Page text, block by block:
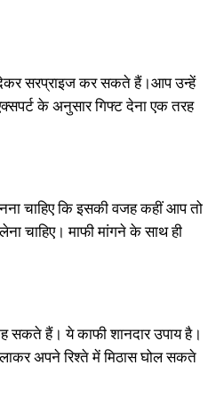
देकर सरप्राइज कर सकते हैं।आप उन्हें
के अनुसार गिफ्ट देना एक तरह
चाहिए कि इसकी वजह कहीं आप तो
चाहिए। माफी मांगने के साथ ही
हैं। ये काफी शानदार उपाय है।
अपने रिश्ते में मिठास घोल सकते